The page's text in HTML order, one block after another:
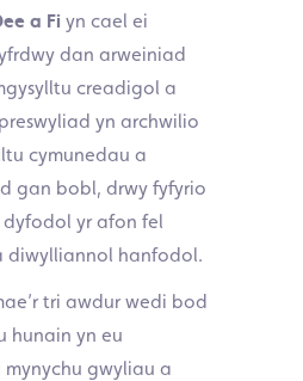
a Fi yn cael ei
dan arweiniad
creadigol a
yn archwilio
cymunedau a
gan bobl, drwy fyfyrio
yr afon fel
diwylliannol hanfodol.
tri awdur wedi bod
hunain yn eu
gwyliau a